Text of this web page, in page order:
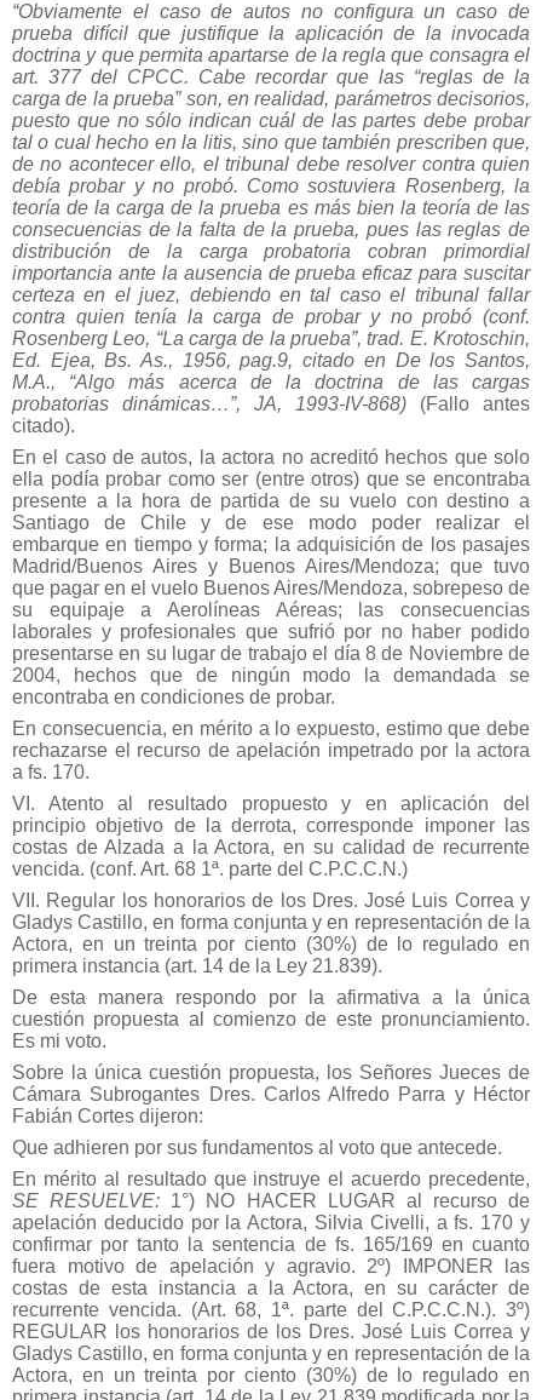
“Obviamente el caso de autos no configura un caso de
prueba difícil que justifique la aplicación de la invocada
doctrina y que permita apartarse de la regla que consagra el
art. 377 del CPCC. Cabe recordar que las “reglas de la
carga de la prueba” son, en realidad, parámetros decisorios,
puesto que no sólo indican cuál de las partes debe probar
tal o cual hecho en la litis, sino que también prescriben que,
de no acontecer ello, el tribunal debe resolver contra quien
debía probar y no probó. Como sostuviera Rosenberg, la
teoría de la carga de la prueba es más bien la teoría de las
consecuencias de la falta de la prueba, pues las reglas de
distribución de la carga probatoria cobran primordial
importancia ante la ausencia de prueba eficaz para suscitar
certeza en el juez, debiendo en tal caso el tribunal fallar
contra quien tenía la carga de probar y no probó (conf.
Rosenberg Leo, “La carga de la prueba”, trad. E. Krotoschin,
Ed. Ejea, Bs. As., 1956, pag.9, citado en De los Santos,
M.A., “Algo más acerca de la doctrina de las cargas
probatorias dinámicas…”, JA, 1993-IV-868) (Fallo antes
citado).
En el caso de autos, la actora no acreditó hechos que solo
ella podía probar como ser (entre otros) que se encontraba
presente a la hora de partida de su vuelo con destino a
Santiago de Chile y de ese modo poder realizar el
embarque en tiempo y forma; la adquisición de los pasajes
Madrid/Buenos Aires y Buenos Aires/Mendoza; que tuvo
que pagar en el vuelo Buenos Aires/Mendoza, sobrepeso de
su equipaje a Aerolíneas Aéreas; las consecuencias
laborales y profesionales que sufrió por no haber podido
presentarse en su lugar de trabajo el día 8 de Noviembre de
2004, hechos que de ningún modo la demandada se
encontraba en condiciones de probar.
En consecuencia, en mérito a lo expuesto, estimo que debe
rechazarse el recurso de apelación impetrado por la actora
a fs. 170.
VI. Atento al resultado propuesto y en aplicación del
principio objetivo de la derrota, corresponde imponer las
costas de Alzada a la Actora, en su calidad de recurrente
vencida. (conf. Art. 68 1ª. parte del C.P.C.C.N.)
VII. Regular los honorarios de los Dres. José Luis Correa y
Gladys Castillo, en forma conjunta y en representación de la
Actora, en un treinta por ciento (30%) de lo regulado en
primera instancia (art. 14 de la Ley 21.839).
De esta manera respondo por la afirmativa a la única
cuestión propuesta al comienzo de este pronunciamiento.
Es mi voto.
Sobre la única cuestión propuesta, los Señores Jueces de
Cámara Subrogantes Dres. Carlos Alfredo Parra y Héctor
Fabián Cortes dijeron:
Que adhieren por sus fundamentos al voto que antecede.
En mérito al resultado que instruye el acuerdo precedente,
SE RESUELVE: 1°) NO HACER LUGAR al recurso de
apelación deducido por la Actora, Silvia Civelli, a fs. 170 y
confirmar por tanto la sentencia de fs. 165/169 en cuanto
fuera motivo de apelación y agravio. 2º) IMPONER las
costas de esta instancia a la Actora, en su carácter de
recurrente vencida. (Art. 68, 1ª. parte del C.P.C.C.N.). 3º)
REGULAR los honorarios de los Dres. José Luis Correa y
Gladys Castillo, en forma conjunta y en representación de la
Actora, en un treinta por ciento (30%) de lo regulado en